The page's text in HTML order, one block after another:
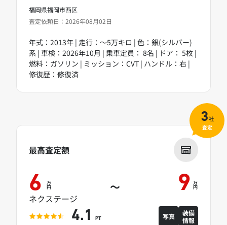
福岡県福岡市西区
査定依頼日：2026年08月02日
年式：2013年 | 走行：～5万キロ | 色：銀(シルバー)
系 | 車検：2026年10月 | 乗車定員： 8名 | ドア： 5枚 |
燃料：ガソリン | ミッション：CVT | ハンドル：右 |
修復歴：修復済
最高査定額
6 万
円 ～ 9 万
円
ネクステージ
4.1 PT 写真
装備
情報
3社
査定